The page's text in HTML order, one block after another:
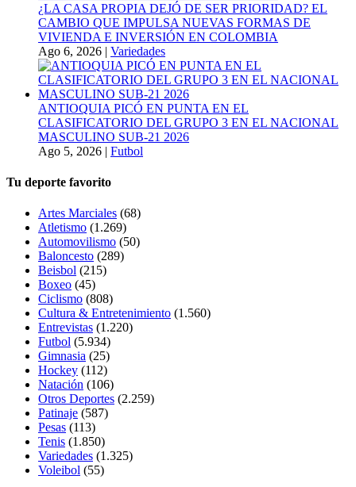
¿LA CASA PROPIA DEJÓ DE SER PRIORIDAD? EL
CAMBIO QUE IMPULSA NUEVAS FORMAS DE
VIVIENDA E INVERSIÓN EN COLOMBIA
Ago 6, 2026 | Variedades
ANTIOQUIA PICÓ EN PUNTA EN EL
CLASIFICATORIO DEL GRUPO 3 EN EL NACIONAL
MASCULINO SUB-21 2026
Ago 5, 2026 | Futbol
Tu deporte favorito
Artes Marciales (68)
Atletismo (1.269)
Automovilismo (50)
Baloncesto (289)
Beisbol (215)
Boxeo (45)
Ciclismo (808)
Cultura & Entretenimiento (1.560)
Entrevistas (1.220)
Futbol (5.934)
Gimnasia (25)
Hockey (112)
Natación (106)
Otros Deportes (2.259)
Patinaje (587)
Pesas (113)
Tenis (1.850)
Variedades (1.325)
Voleibol (55)